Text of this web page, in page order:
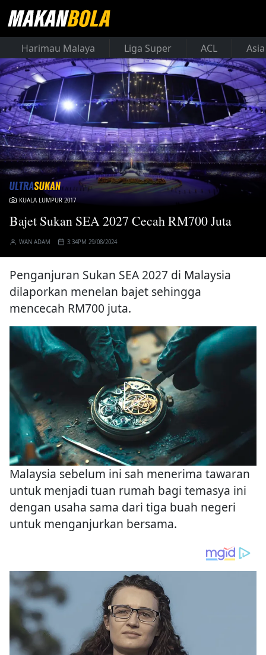
Harimau Malaya Liga Super ACL
KUALA LUMPUR 2017
Bajet Sukan SEA 2027 Cecah RM700 Juta
WAN ADAM 3:34PM 29/08/2024
Penganjuran Sukan SEA 2027 di Malaysia
dilaporkan menelan bajet sehingga
mencecah RM700 juta.
Malaysia sebelum ini sah menerima tawaran
untuk menjadi tuan rumah bagi temasya ini
dengan usaha sama dari tiga buah negeri
untuk menganjurkan bersama.